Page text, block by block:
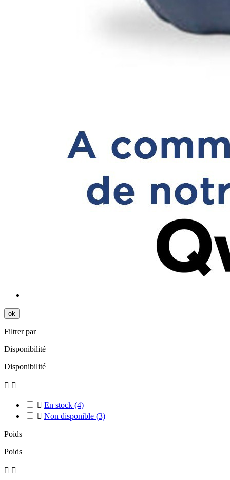
ok
Filtrer par
Disponibilité
Disponibilité
 
 En stock (4)
 Non disponible (3)
Poids
Poids
 